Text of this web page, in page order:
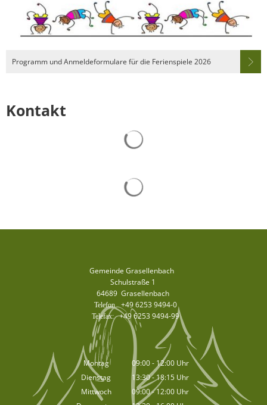
Programm und Anmeldeformulare für die Ferienspiele 2026
Kontakt
Gemeinde Grasellenbach
Schulstraße 1
64689 Grasellenbach
+49 6253 9494-0
+49 6253 9494-99
Montag 09:00- 12:00 Uhr
Von 09:00 bis 12:00 Uhr
Dienstag 13:30-18:15 Uhr
Von 13:30 bis 18:15 Uhr
Mittwoch 09:00-12:00 Uhr
Von 09:00 bis 12:00 Uhr